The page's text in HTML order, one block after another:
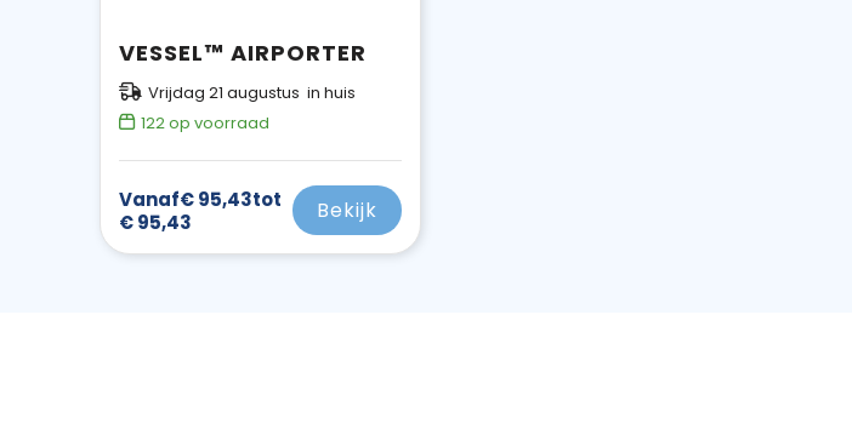
VESSEL™ AIRPORTER
Vrijdag 21 augustus in huis
122op voorraad
Vanaf€ 95,43tot
€ 95,43
Bekijk